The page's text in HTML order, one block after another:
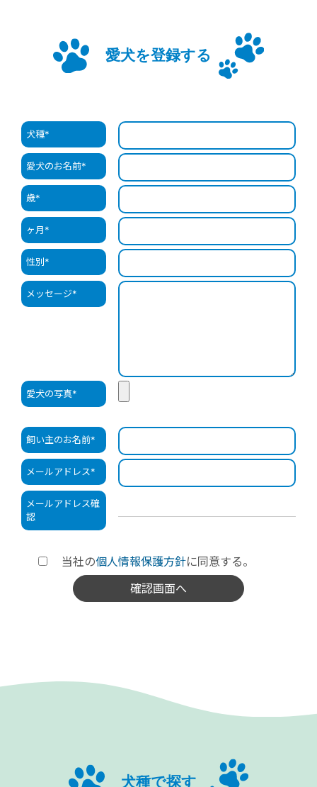
愛犬を登録する
犬種*
愛犬のお名前*
歳*
ヶ月*
性別*
メッセージ*
愛犬の写真*
飼い主のお名前*
メールアドレス*
メールアドレス確
認
当社の個人情報保護方針に同意する。
犬種で探す